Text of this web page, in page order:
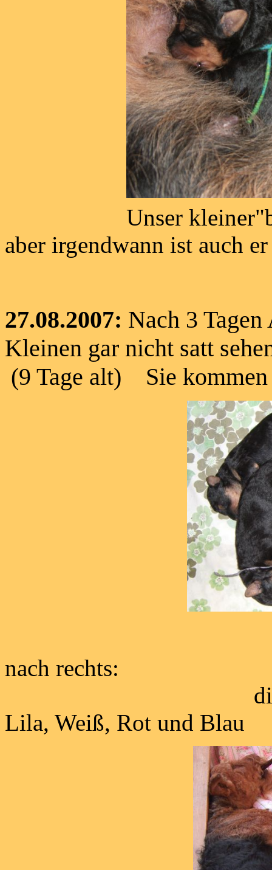
Unser
aber irgendwann ist auch
27.08.2007: Nach 3
Kleinen gar nicht satt
(9 Tage alt) Sie
nach rechts:
die Prinzessin
Lila, Weiß, Rot und Blau